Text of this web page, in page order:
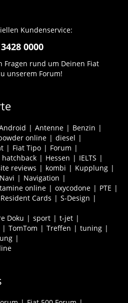
Kundenservice:
0000
Fragen rund um Deinen Fiat
unserem Forum!
Antenne
Benzin
online
diesel
Fiat Tipo
Forum
hatchback Hessen
IELTS
reviews kombi
Kupplung
Navi
Navigation
online oxycodone
PTE
Resident Cards
S-Design
Doku
sport
t-jet
TomTom Treffen
tuning